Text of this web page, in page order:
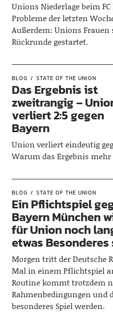
Unions Niederlage beim
Probleme der letzten
Außerdem: Unions
Rückrunde gestartet.
BLOG STATE OF THE UNION
Das Ergebnis ist
zweitrangig –
verliert 2:5 gegen
Bayern
Union verliert eindeutig
Warum das Ergebnis
BLOG STATE OF THE UNION
Ein Pflichtspiel
Bayern München
für Union noch
etwas Besonderes
Morgen tritt der Deutsche
Mal in einem Pflichtspiel
Routine kommt trotzdem
Rahmenbedingungen und
besonderes Spiel werden.